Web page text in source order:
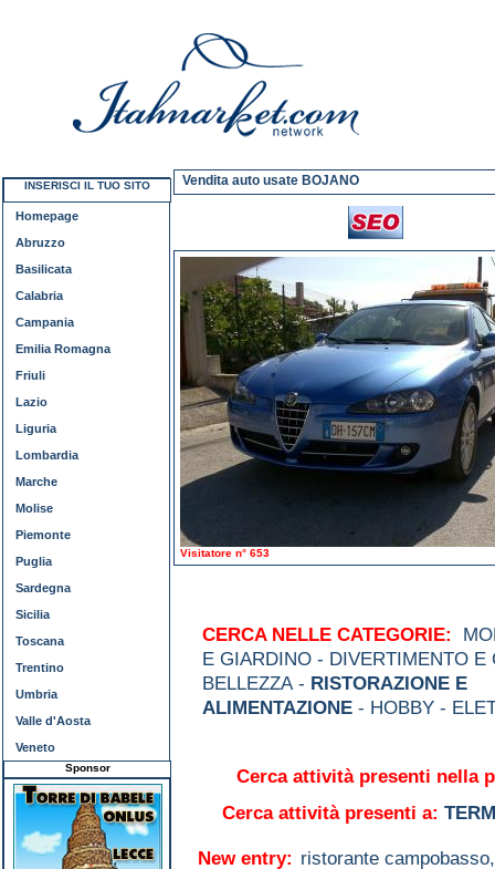
Vendita auto usate BOJANO
Visitatore n° 653
CERCA NELLE CATEGORIE:
E GIARDINO - DIVERTIMENTO E
BELLEZZA - RISTORAZIONE E
ALIMENTAZIONE - HOBBY -
Cerca attività presenti nella
Cerca attività presenti a:
New entry: ristorante
INSERISCI IL TUO SITO
Homepage
Abruzzo
Basilicata
Calabria
Campania
Emilia Romagna
Friuli
Lazio
Liguria
Lombardia
Marche
Molise
Piemonte
Puglia
Sardegna
Sicilia
Toscana
Trentino
Umbria
Valle d'Aosta
Veneto
Sponsor